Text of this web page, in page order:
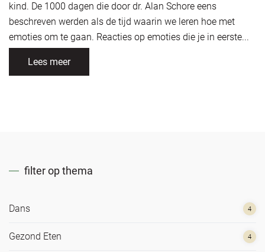
kind. De 1000 dagen die door dr. Alan Schore eens
beschreven werden als de tijd waarin we leren hoe met
emoties om te gaan. Reacties op emoties die je in eerste...
Lees meer
filter op thema
Dans 4
Gezond Eten 4